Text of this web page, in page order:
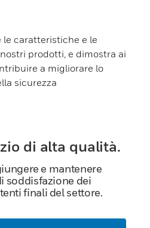
caratteristiche e le
prodotti, e dimostra ai
a migliorare lo
sicurezza
di alta qualità.
e mantenere
soddisfazione dei
finali del settore.